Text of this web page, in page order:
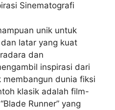
Sinematografi
unik untuk
latar yang kuat
dan
inspirasi dari
dunia fiksi
klasik adalah film-
Runner” yang